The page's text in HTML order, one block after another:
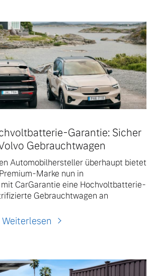
Garantie: Sicher
Gebrauchtwagen
Automobilhersteller überhaupt bietet
Marke nun in
CarGarantie eine Hochvoltbatterie-
Gebrauchtwagen an
Weiterlesen